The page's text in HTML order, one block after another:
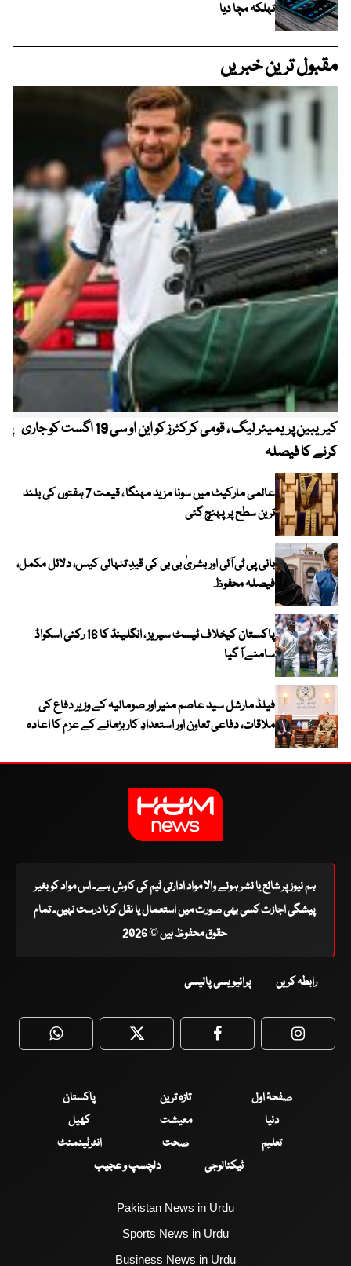
تہلکہ مچا دیا
مقبول ترین خبریں
کیریبین پریمیئر لیگ ، قومی کرکٹرز کو این او سی 19 اگست کو جاری
کرنے کا فیصلہ
عالمی مارکیٹ میں سونا مزید مہنگا ، قیمت 7 ہفتوں کی بلند
ترین سطح پر پہنچ گئی
بانی پی ٹی آئی اور بشریٰ بی بی کی قیدِ تنہائی کیس، دلائل مکمل،
فیصلہ محفوظ
پاکستان کیخلاف ٹیسٹ سیریز ، انگلینڈ کا 16 رکنی اسکواڈ
سامنے آ گیا
فیلڈ مارشل سید عاصم منیر اور صومالیہ کے وزیر دفاع کی
ملاقات، دفاعی تعاون اور استعدادِ کار بڑھانے کے عزم کا اعادہ
ہم نیوز پر شائع یا نشر ہونے والا مواد ادارتی ٹیم کی کاوش ہے۔ اس مواد کو بغیر
پیشگی اجازت کسی بھی صورت میں استعمال یا نقل کرنا درست نہیں۔ تمام
حقوق محفوظ ہیں © 2026
رابطہ کریں پرائیویسی پالیسی
WhatsApp Twitter Facebook
صفحۂ اول تازہ ترین
پاکستان
دنیا
معیشت
کھیل
تعلیم
صحت
انٹرٹینمنٹ
ٹیکنالوجی
دلچسپ و عجیب
Pakistan News in Urdu
Sports News in Urdu
Business News in Urdu